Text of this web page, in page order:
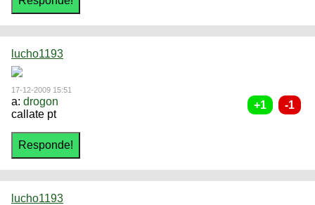
lucho1193
17-12-2009 15:51
a: drogon
callate pt
lucho1193